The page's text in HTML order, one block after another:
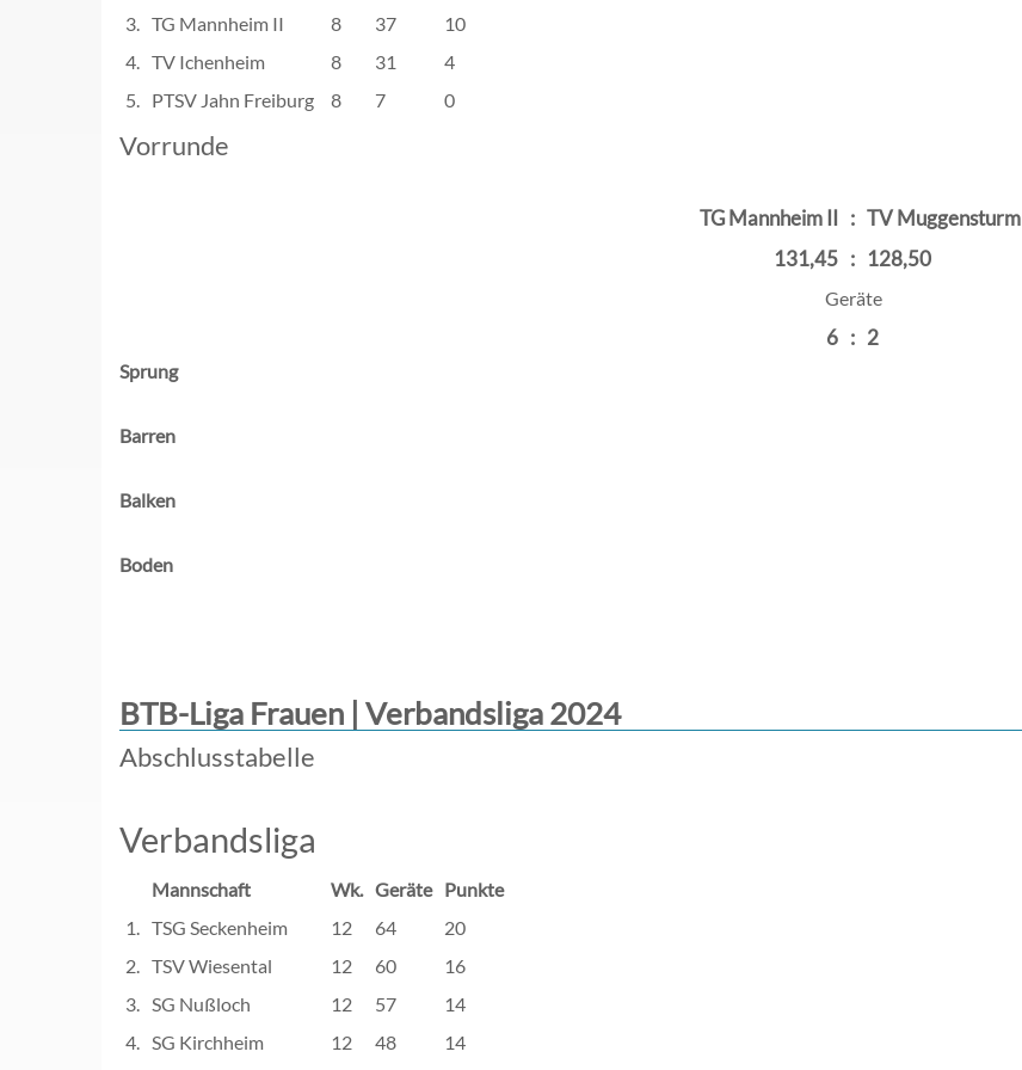
3. TG Mannheim II 8 37
10
4. TV Ichenheim 8 31
4
5. PTSV Jahn Freiburg 8 7 0
Vorrunde
TG Mannheim II : TV Muggensturm
131,45 : 128,50
Geräte
6 : 2
Sprung
Barren
Balken
Boden
BTB-Liga Frauen | Verbandsliga 2024
Abschlusstabelle
Verbandsliga
Mannschaft Wk. Geräte Punkte
1. TSG Seckenheim 12 64
20
2. TSV Wiesental 12 60
16
3. SG Nußloch 12 57
14
4. SG Kirchheim 12 48
14